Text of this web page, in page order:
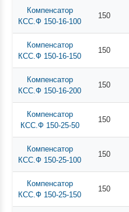
Компенсатор
КСС.Ф 150-16-100
150
Компенсатор
КСС.Ф 150-16-150
150
Компенсатор
КСС.Ф 150-16-200
150
Компенсатор
КСС.Ф 150-25-50
150
Компенсатор
КСС.Ф 150-25-100
150
Компенсатор
КСС.Ф 150-25-150
150